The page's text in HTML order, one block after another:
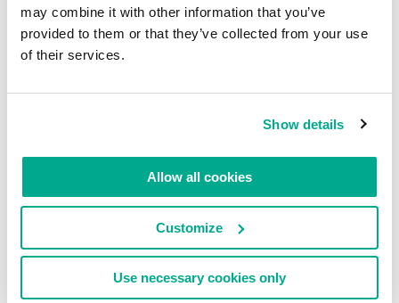
may combine it with other information that you’ve
provided to them or that they’ve collected from your use
of their services.
Show details
Allow all cookies
Customize
Use necessary cookies only
signifierait probablement des tests totalement
inconnus avec des résultats douteux, ou l’ajout de
changerait pas la situation dans son ensemble. La
Et…la principale conclusion :
Les tests sont l’un des critères les plus importants
pour choisir sa protection. Après tout, la plupart
des utilisateurs croiront toujours plus une source
avouons-le, prétend toujours être la meilleure.